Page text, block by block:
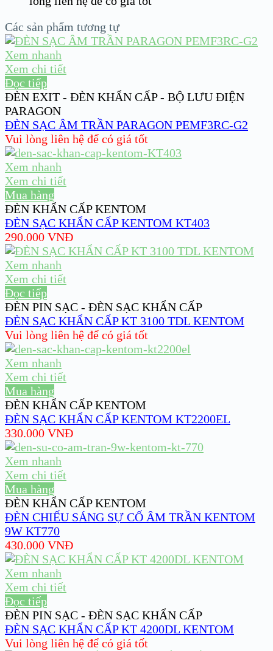
Các sản phẩm tương tự
Xem nhanh
Xem chi tiết
Đọc tiếp
ĐÈN EXIT - ĐÈN KHẨN CẤP - BỘ LƯU ĐIỆN
PARAGON
ĐÈN SẠC ÂM TRẦN PARAGON PEMF3RC-G2
Vui lòng liên hệ để có giá tốt
Xem nhanh
Xem chi tiết
Mua hàng
ĐÈN KHẨN CẤP KENTOM
ĐÈN SẠC KHẨN CẤP KENTOM KT403
290.000 VNĐ
Xem nhanh
Xem chi tiết
Đọc tiếp
ĐÈN PIN SẠC - ĐÈN SẠC KHẨN CẤP
ĐÈN SẠC KHẨN CẤP KT 3100 TDL KENTOM
Vui lòng liên hệ để có giá tốt
Xem nhanh
Xem chi tiết
Mua hàng
ĐÈN KHẨN CẤP KENTOM
ĐÈN SẠC KHẨN CẤP KENTOM KT2200EL
330.000 VNĐ
Xem nhanh
Xem chi tiết
Mua hàng
ĐÈN KHẨN CẤP KENTOM
ĐÈN CHIẾU SÁNG SỰ CỐ ÂM TRẦN KENTOM
9W KT770
430.000 VNĐ
Xem nhanh
Xem chi tiết
Đọc tiếp
ĐÈN PIN SẠC - ĐÈN SẠC KHẨN CẤP
ĐÈN SẠC KHẨN CẤP KT 4200DL KENTOM
Vui lòng liên hệ để có giá tốt